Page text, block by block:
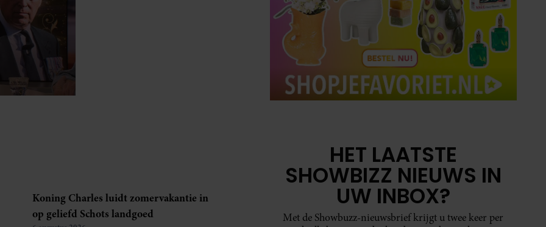
Koning Charles luidt zomervakantie in
op geliefd Schots landgoed
HET LAATSTE
SHOWBIZZ NIEUWS IN
UW INBOX?
Met de Showbuzz-nieuwsbrief krijgt u twee keer per